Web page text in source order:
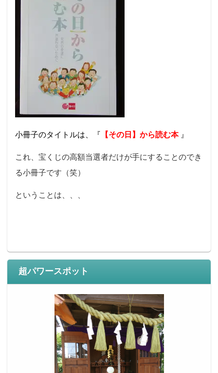
小冊子のタイトルは、『 【その日】から読む本』
これ、宝くじの高額当選者だけが手にすることのでき
る小冊子です（笑）
ということは、、、
超パワースポット